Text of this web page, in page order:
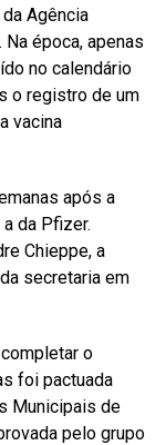
Agência
época, apenas
no calendário
o registro de um
vacina
após a
da Pfizer.
Chieppe, a
secretaria em
o
foi pactuada
Municipais de
pelo grupo